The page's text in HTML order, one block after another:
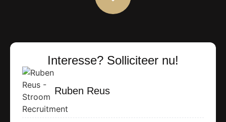
Interesse? Solliciteer nu!
Ruben Reus